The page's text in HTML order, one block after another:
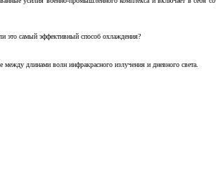
это самый эффективный способ охлаждения?
длинами волн инфракрасного излучения и дневного света.